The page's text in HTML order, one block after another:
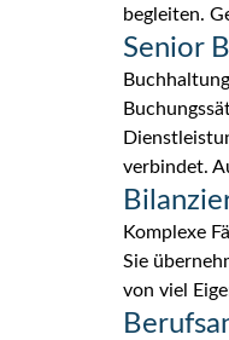
begleiten.
Senior
verbindet.
Komplexe
Sie
von viel